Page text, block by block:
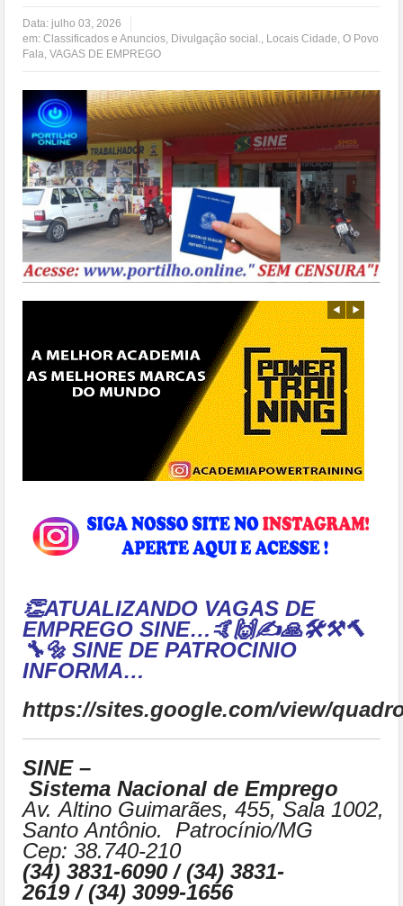
Data: julho 03, 2026
em:Classificados e Anuncios, Divulgação social., Locais Cidade,O Povo
Fala,VAGAS DE EMPREGO
👏ATUALIZANDO VAGAS DE
EMPREGO SINE…🤙🙌✍🙏🛠⚒🔨
🔧🔩 SINE DE PATROCINIO
INFORMA…
https://sites.google.com/view/
SINE –
Sistema Nacional de Emprego
Av. Altino Guimarães, 455, Sala 1002,
Santo Antônio. Patrocínio/MG
Cep: 38.740-210
(34) 3831-6090 / (34) 3831-
2619 / (34) 3099-1656